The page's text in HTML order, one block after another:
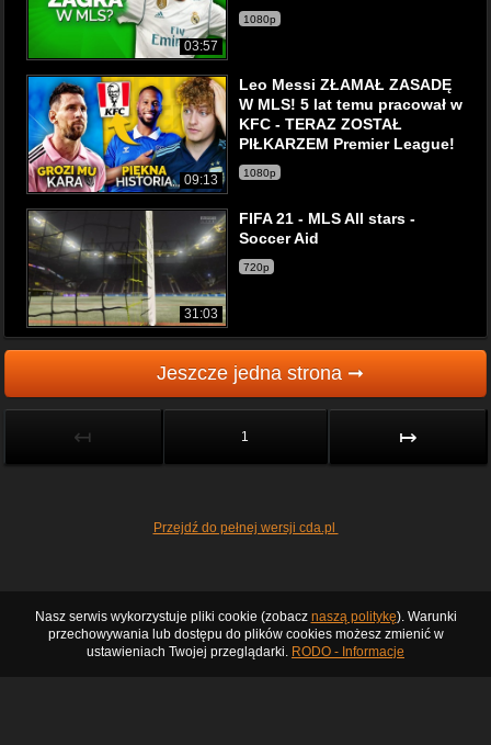
03:57
1080p
09:13
Leo Messi ZŁAMAŁ ZASADĘ
W MLS! 5 lat temu pracował w
KFC - TERAZ ZOSTAŁ
PIŁKARZEM Premier League!
1080p
31:03
FIFA 21 - MLS All stars -
Soccer Aid
720p
Jeszcze jedna strona ➞
↤ 1 ↦
Przejdź do pełnej wersji cda.pl
Nasz serwis wykorzystuje pliki cookie (zobacz naszą politykę). Warunki
przechowywania lub dostępu do plików cookies możesz zmienić w
ustawieniach Twojej przeglądarki. RODO - Informacje